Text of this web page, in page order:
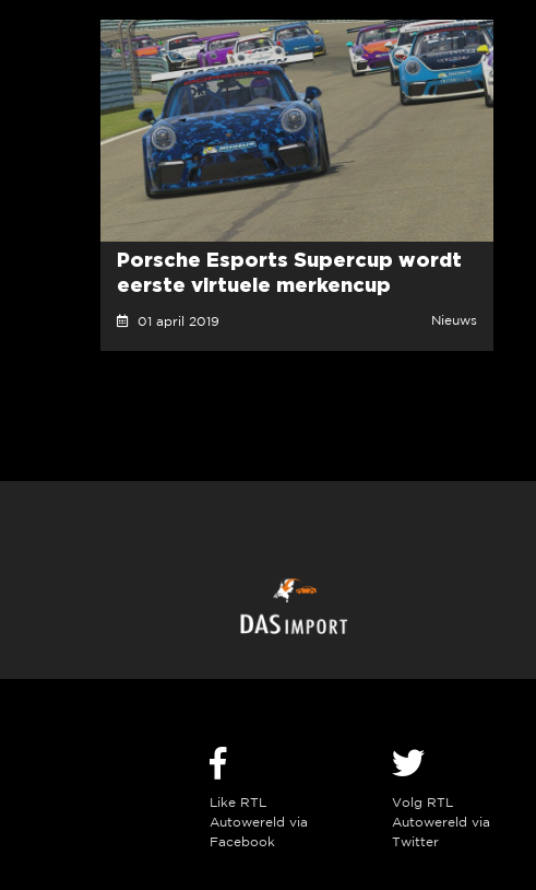
Porsche Esports Supercup wordt
eerste virtuele merkencup
01 april 2019 Nieuws
Like RTL
Autowereld via
Facebook
Volg RTL
Autowereld via
Twitter